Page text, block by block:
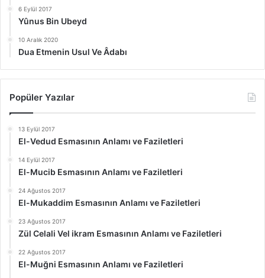
6 Eylül 2017
Yûnus Bin Ubeyd
10 Aralık 2020
Dua Etmenin Usul Ve Âdabı
Popüler Yazılar
13 Eylül 2017
El-Vedud Esmasının Anlamı ve Faziletleri
14 Eylül 2017
El-Mucib Esmasının Anlamı ve Faziletleri
24 Ağustos 2017
El-Mukaddim Esmasının Anlamı ve Faziletleri
23 Ağustos 2017
Zül Celali Vel ikram Esmasının Anlamı ve Faziletleri
22 Ağustos 2017
El-Muğni Esmasının Anlamı ve Faziletleri